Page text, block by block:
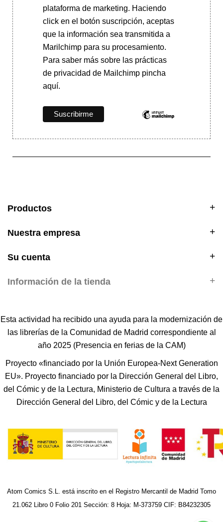
plataforma de marketing. Haciendo
click en el botón suscripción, aceptas
que la información sea transmitida a
Marilchimp para su procesamiento.
Para saber mássobre las prácticas
de privacidad de Mailchimp pincha
aquí.
Productos
Nuestra empresa
Su cuenta
Información de la tienda
Esta actividad ha recibido una ayuda para la modernización de
las librerías de la Comunidad de Madrid correspondiente al
año 2025 (Presencia en ferias de la CAM)
Proyecto «financiado por la Unión Europea-Next Generation
EU». Proyecto financiado por la Dirección General del Libro,
del Cómic y de la Lectura, Ministerio de Cultura a través de la
Dirección General del Libro, del Cómic y de la Lectura
Atom Comics S.L. está inscrito en el Registro Mercantil de Madrid Tomo
21.062 Libro 0 Folio 201 Sección: 8 Hoja: M-373759 CIF: B84232305